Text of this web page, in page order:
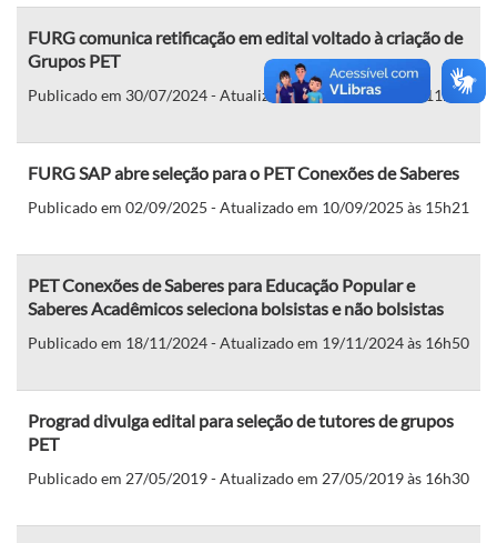
FURG comunica retificação em edital voltado à criação de
Grupos PET
Publicado em 30/07/2024 - Atualizado em 30/07/2024 às 11h33
FURG SAP abre seleção para o PET Conexões de Saberes
Publicado em 02/09/2025 - Atualizado em 10/09/2025 às 15h21
PET Conexões de Saberes para Educação Popular e
Saberes Acadêmicos seleciona bolsistas e não bolsistas
Publicado em 18/11/2024 - Atualizado em 19/11/2024 às 16h50
Prograd divulga edital para seleção de tutores de grupos
PET
Publicado em 27/05/2019 - Atualizado em 27/05/2019 às 16h30